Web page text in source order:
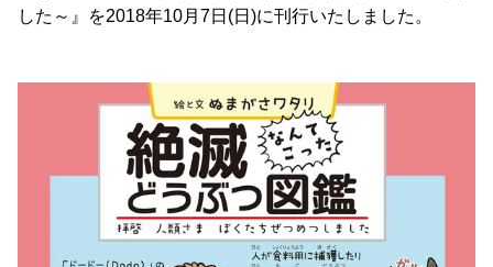
した～』を2018年10月7日(日)に刊行いたしました。